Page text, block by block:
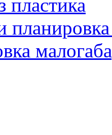
пластика